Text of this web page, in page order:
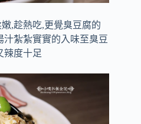
,趁熱吃,更覺臭豆腐的
紮紮實實的入味至臭豆
辣度十足